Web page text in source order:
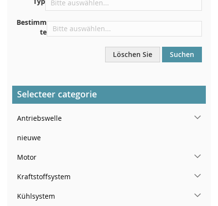
Armaturenbrett
Bestimm
te
Löschen Sie Suchen
Selecteer categorie
Antriebswelle
nieuwe
Motor
Kraftstoffsystem
Kühlsystem